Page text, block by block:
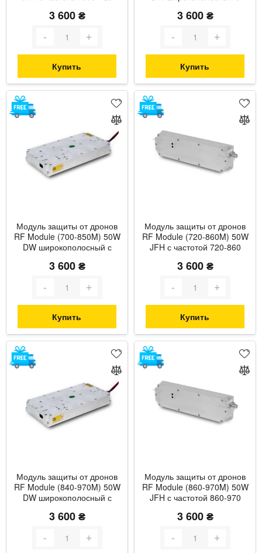
мощностью до 50 Вт JFH
3 600 ₴
Купить
мощностью до 55 Вт с
3 600 ₴
Купить
Модуль защиты от дронов
RF Module (700-850M) 50W
DW широкополосный с
мощностью до 55 Вт с
3 600 ₴
Купить
Модуль защиты от дронов
RF Module (720-860M) 50W
JFH с частотой 720-860
мощностью до 50 Вт
3 600 ₴
Купить
Модуль защиты от дронов
RF Module (840-970M) 50W
DW широкополосный с
мощностью до 55 Вт с
3 600 ₴
Модуль защиты от дронов
RF Module (860-970M) 50W
JFH с частотой 860-970
мощностью до 50 Вт
3 600 ₴